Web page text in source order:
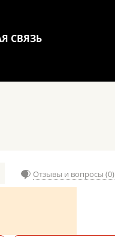
СВЯЗЬ
Отзывы и вопросы (0)